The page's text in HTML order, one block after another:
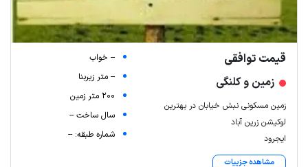
قیمت توافقی
زمین و کلنگی
زمین مسکونی نبش خیابان در بهترین
لوکیشن زرین آباد
ایجرود
مشاهده جزییات
-- خواب
-- متر زیربنا
200 متر زمین
سال ساخت --
شماره طبقه: --